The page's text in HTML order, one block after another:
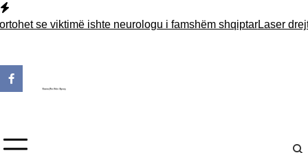
Skip
to
viktimë ishte neurologu i famshëm shqiptarLaser drejt